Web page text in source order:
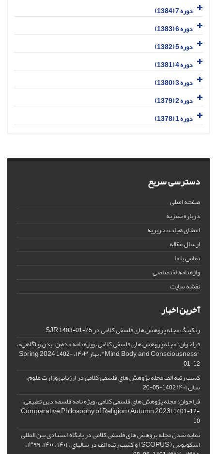
دوره 7 (1384)
دوره 6 (1383)
دوره 5 (1382)
دوره 4 (1381)
دوره 3 (1380)
دوره 2 (1379)
دوره 1 (1378)
دسترسی سریع
صفحه اصلی
درباره نشریه
اعضای هیات تحریریه
ارسال مقاله
تماس با ما
واژه نامه اختصاصی
نقشه سایت
آخرین اخبار
رنکینگ مجله پژوهش های فلسفی کلامی در SJR1403-01-25
فراخوان: مجله پژوهش های فلسفی کلامی، ویژه نامه « ذهن، بدن و آگاهی»،
"Mind, Body, and Consciousness"، بهار ۱۴۰۳، Spring 2024
1402-
01-12
کسب رتبه الف مجله پژوهش های فلسفی کلامی در ارزیابی وزارت علوم،
سال ۱۴۰۱ 1402-05-20
فراخوان: مجله پژوهش های فلسفی کلامی، ویژه نامه فلسفه دین تطبیقی،
,Comparative Philosophy of Religion (Autumn 2023)
1401-12-
10
نمایه شدن مجله پژوهش های فلسفی کلامی در پایگاه استنادی بین المللی
اسکوپوس ( SCOPUS) و کسب رتبه الف در سالهای ، ۱۴۰۱ ، ۱۴۰۰، ۱۳۹۹،